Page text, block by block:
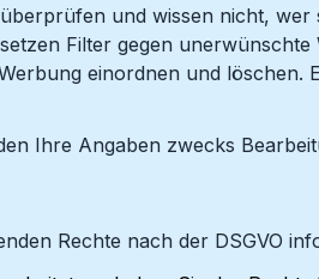
und wissen nicht,
Filter gegen
einordnen und löschen.
Ihre Angaben zwecks
Rechte nach der DSGVO